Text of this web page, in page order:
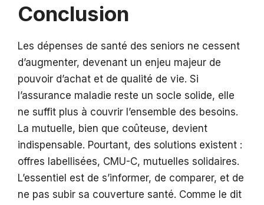
Conclusion
Les dépenses de santé des seniors ne cessent
d’augmenter, devenant un enjeu majeur de
pouvoir d’achat et de qualité de vie. Si
l’assurance maladie reste un socle solide, elle
ne suffit plus à couvrir l’ensemble des besoins.
La mutuelle, bien que coûteuse, devient
indispensable. Pourtant, des solutions existent :
offres labellisées, CMU-C, mutuelles solidaires.
L’essentiel est de s’informer, de comparer, et de
ne pas subir sa couverture santé. Comme le dit